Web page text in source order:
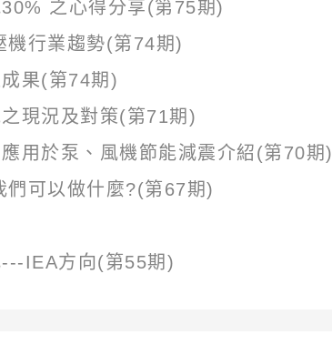
之心得分享(第75期)
機行業趨勢(第74期)
果(第74期)
現況及對策(第71期)
用於泵、風機節能減震介紹(第70期)
們可以做什麼?(第67期)
IEA方向(第55期)